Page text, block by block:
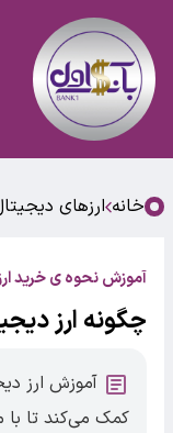
خانه ارزهای
آموزش نحوه ی خرید
چگونه ارز
آموزش ارز
کمک می‌کند تا با